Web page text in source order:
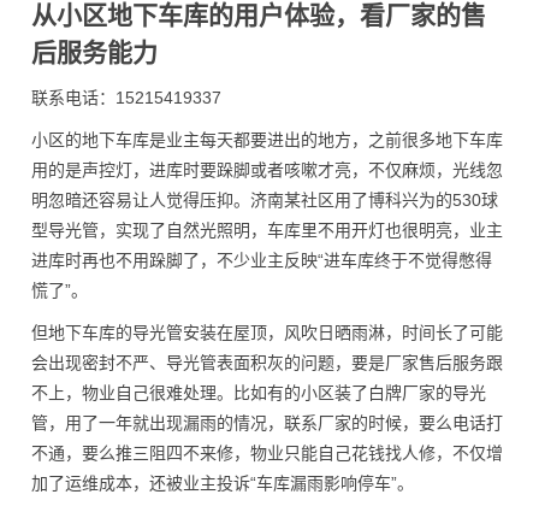
从小区地下车库的用户体验，看厂家的售
后服务能力
联系电话：15215419337
小区的地下车库是业主每天都要进出的地方，之前很多地下车库
用的是声控灯，进库时要跺脚或者咳嗽才亮，不仅麻烦，光线忽
明忽暗还容易让人觉得压抑。济南某社区用了博科兴为的530球
型导光管，实现了自然光照明，车库里不用开灯也很明亮，业主
进库时再也不用跺脚了，不少业主反映“进车库终于不觉得憋得
慌了”。
但地下车库的导光管安装在屋顶，风吹日晒雨淋，时间长了可能
会出现密封不严、导光管表面积灰的问题，要是厂家售后服务跟
不上，物业自己很难处理。比如有的小区装了白牌厂家的导光
管，用了一年就出现漏雨的情况，联系厂家的时候，要么电话打
不通，要么推三阻四不来修，物业只能自己花钱找人修，不仅增
加了运维成本，还被业主投诉“车库漏雨影响停车”。